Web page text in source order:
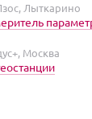
Лыткарино
Москва